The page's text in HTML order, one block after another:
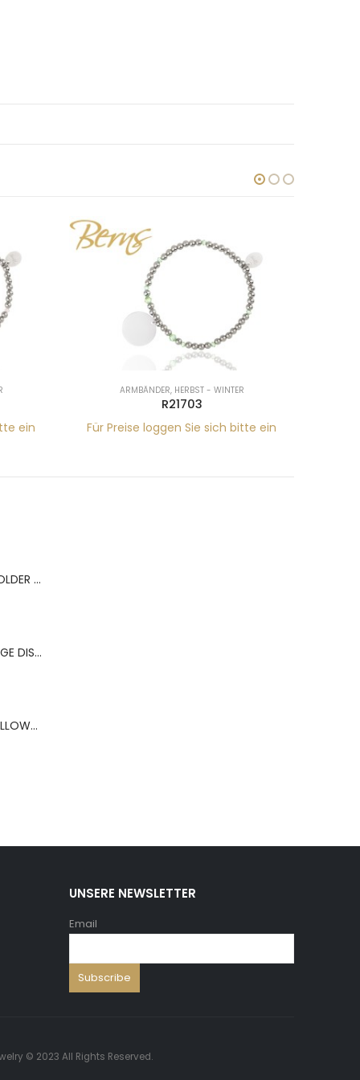
ein
ARMBÄNDER, HERBST - WINTER
R21703
Für Preise loggen Sie sich bitte ein
BERNS ACR.RING HOLDER 180*120MM FOR 9 RINGS
BERNS ACR.OHRRINGE DISP. 130*320MM FOR 36 PAIRS
BERNS ARMBAND PILLOW+HOLD.8*8 ,5 WH.PU
UNSERE NEWSLETTER
Email
© 2023 All Rights Reserved.